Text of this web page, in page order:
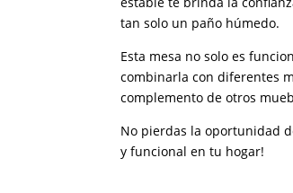
tan solo un paño húmedo.
Esta mesa no solo es
combinarla con diferentes
complemento de otros
No pierdas la oportunidad
y funcional en tu hogar!